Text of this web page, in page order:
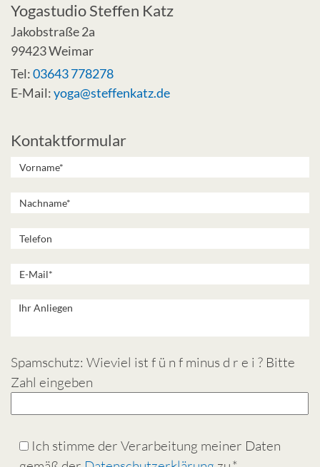
Yogastudio Steffen Katz
Jakobstraße 2a
99423 Weimar
Tel:03643 778278
E-Mail:yoga@steffenkatz.de
Kontaktformular
Spamschutz: Wieviel ist f ü n f minus d r e i ? Bitte
Zahl eingeben
Ich stimme der Verarbeitung meiner Daten